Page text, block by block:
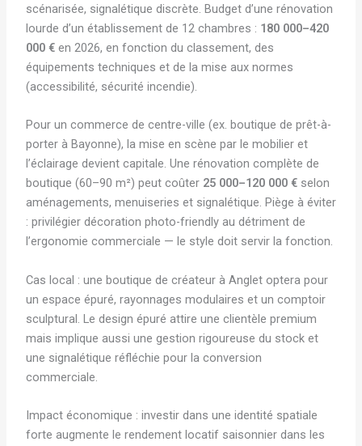
scénarisée, signalétique discrète. Budget d’une rénovation
lourde d’un établissement de 12 chambres : 180 000–420
000 €en 2026, en fonction du classement, des
équipements techniques et de la mise aux normes
(accessibilité, sécurité incendie).
Pour un commerce de centre-ville (ex. boutique de prêt-à-
porter à Bayonne), la mise en scène par le mobilier et
l’éclairage devient capitale. Une rénovation complète de
boutique (60–90 m²) peut coûter 25 000–120 000 €selon
aménagements, menuiseries et signalétique. Piège à éviter
: privilégier décoration photo-friendly au détriment de
l’ergonomie commerciale — le style doit servir la fonction.
Cas local : une boutique de créateur à Anglet optera pour
un espace épuré, rayonnages modulaires et un comptoir
sculptural. Le design épuré attire une clientèle premium
mais implique aussi une gestion rigoureuse du stock et
une signalétique réfléchie pour la conversion
commerciale.
Impact économique : investir dans une identité spatiale
forte augmente le rendement locatif saisonnier dans les